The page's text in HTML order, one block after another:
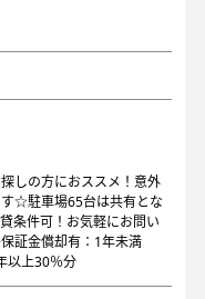
しの方におススメ！意外
☆駐車場65台は共有とな
条件可！お気軽にお問い
証金償却有：1年未満
以上30％分